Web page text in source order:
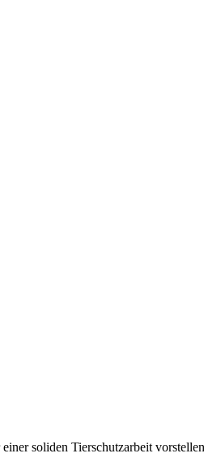
soliden Tierschutzarbeit